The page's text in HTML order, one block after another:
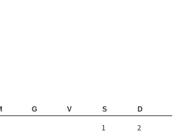
G V S D
1 2